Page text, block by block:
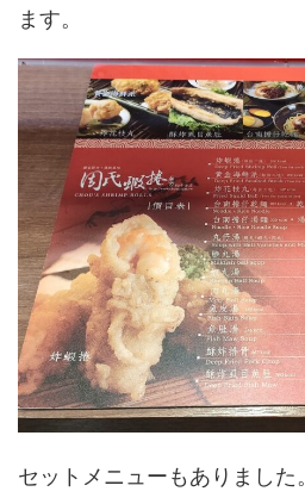
ます。
セットメニューもありました。